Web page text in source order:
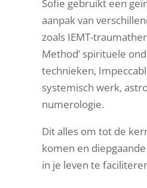
Sofie gebruikt een
aanpak van
zoals IEMT-
Method’ spirituele
technieken,
systemisch werk,
numerologie.
Dit alles om tot de
komen en
in je leven te